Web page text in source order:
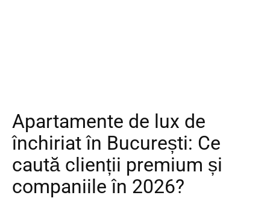
Apartamente de lux de
închiriat în București: Ce
caută clienții premium și
companiile în 2026?